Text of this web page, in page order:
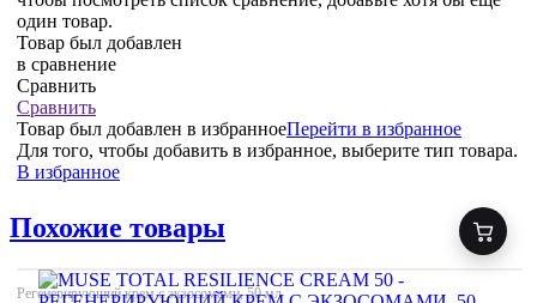
один товар.
Товар был добавлен
в сравнение
Сравнить
Сравнить
Товар был добавлен в избранноеПерейти в избранное
Для того, чтобы добавить в избранное, выберите тип товара.
В избранное
Похожие товары
Регенерирующий крем с экзосомами, 50 мл